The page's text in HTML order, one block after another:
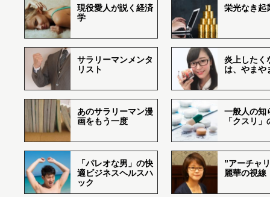
現役愛人が説く経済
学
栄光なき起
サラリーマンメンタ
リスト
炎上したく
は、やまや
あのサラリーマン漫
画をもう一度
一般人の知
「クスリ
「パレオな男」の快
適ビジネスヘルスハ
ック
”アーチャ
麗華の視線